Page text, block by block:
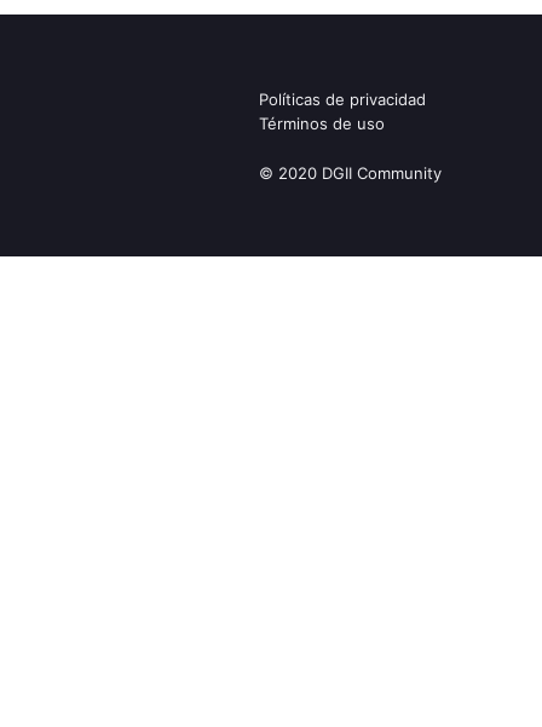
Políticas de privacidad
Términos de uso
© 2020 DGII Community